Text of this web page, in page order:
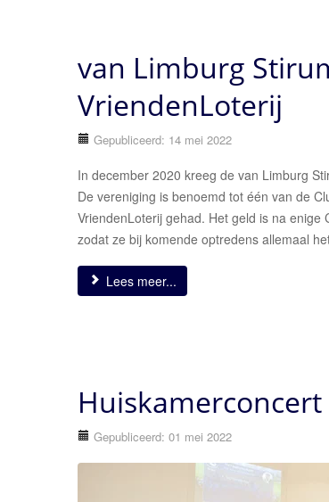
van Limburg
VriendenLoterij
Gepubliceerd: 14 mei 2022
In december 2020 kreeg de van Limburg
De vereniging is benoemd tot één van de
VriendenLoterij gehad. Het geld is na
zodat ze bij komende optredens allemaal
Lees meer...
Gepubliceerd: 01 mei 2022